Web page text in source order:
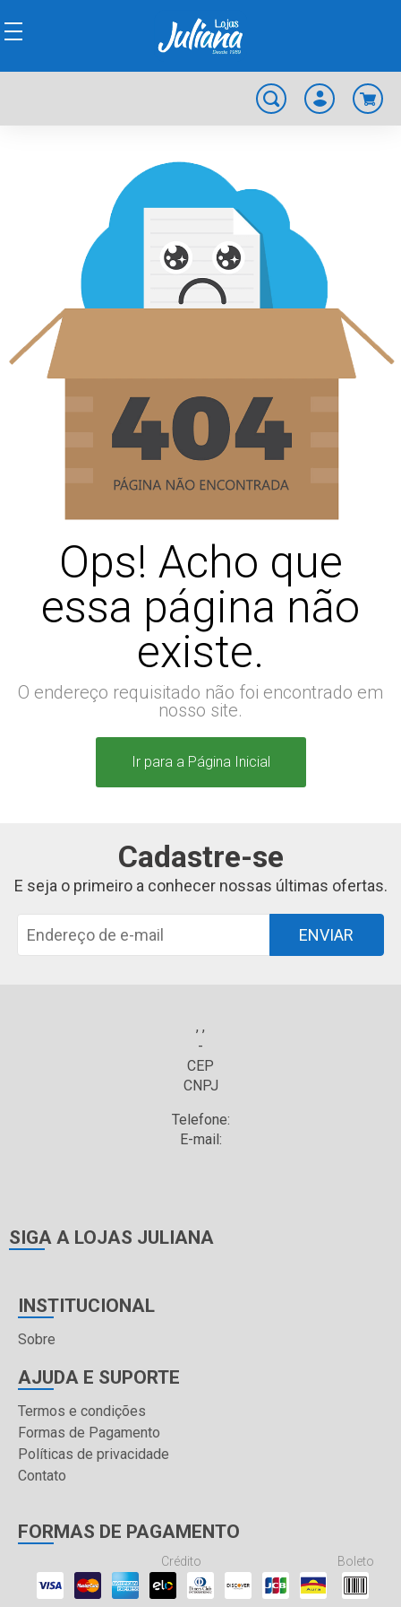
Ops! Acho que
essa página não
existe.
O endereço requisitado não foi encontrado em
nosso site.
Ir para a Página Inicial
Cadastre-se
E seja o primeiro a conhecer nossas últimas ofertas.
ENVIAR
, ,
-
CEP
CNPJ
Telefone:
E-mail:
SIGA A LOJAS JULIANA
INSTITUCIONAL
Sobre
AJUDA E SUPORTE
Termos e condições
Formas de Pagamento
Políticas de privacidade
Contato
FORMAS DE PAGAMENTO
Crédito Boleto